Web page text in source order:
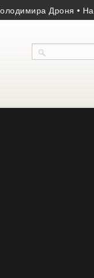
Дроня • На 44-му